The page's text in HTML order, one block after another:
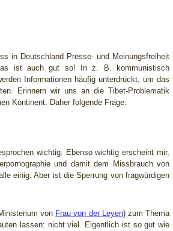
in Deutschland Presse- und Meinungsfreiheit
ist auch gut so! In z. B. kommunistisch
Informationen häufig unterdrückt, um das
Erinnern wir uns an die Tibet-Problematik
Kontinent. Daher folgende Frage:
wichtig. Ebenso wichtig erscheint mir,
und damit dem Missbrauch von
einig. Aber ist die Sperrung von fragwürdigen
von Frau von der Leyen) zum Thema
lassen: nicht viel. Eigentlich ist so gut wie